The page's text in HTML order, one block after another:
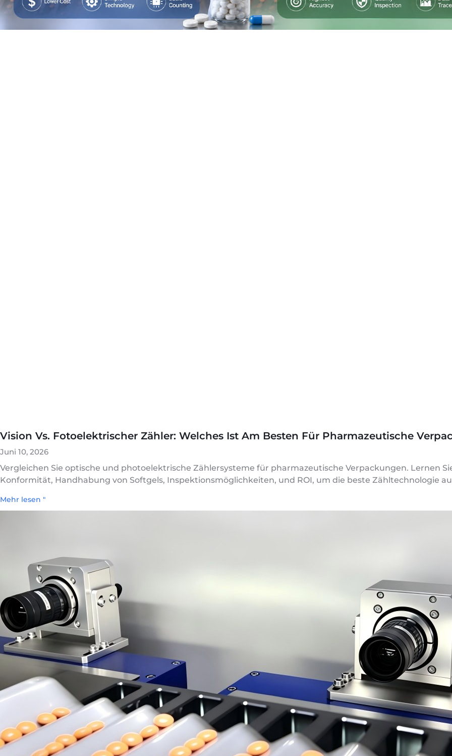
Vision Vs. Fotoelektrischer Zähler: Welches Ist Am Besten Für Pharmazeutische
Juni 10, 2026
Vergleichen Sie optische und photoelektrische Zählersysteme für pharmazeutische Verpackungen. Lernen
Konformität, Handhabung von Softgels, Inspektionsmöglichkeiten, und ROI, um die beste Zähltechnologie
Mehr lesen "